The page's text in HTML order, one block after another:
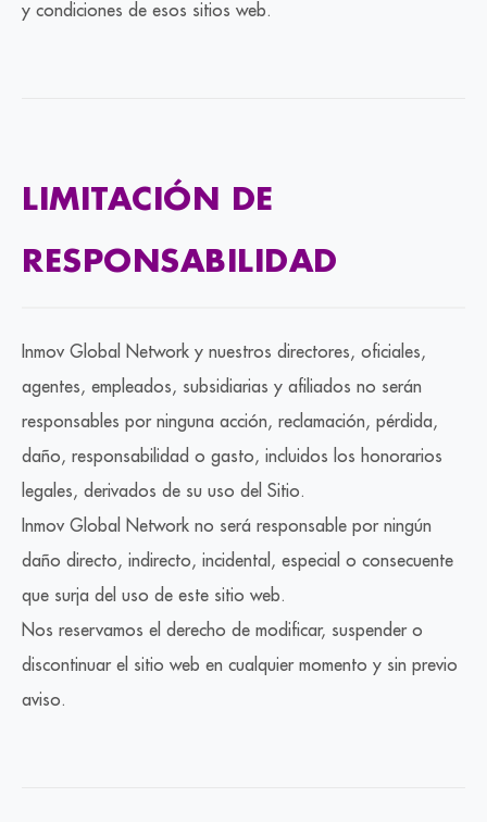
y condiciones de esos sitios web.
LIMITACIÓN DE
RESPONSABILIDAD
Inmov Global Network y nuestros directores, oficiales,
agentes, empleados, subsidiarias y afiliados no serán
responsables por ninguna acción, reclamación, pérdida,
daño, responsabilidad o gasto, incluidos los honorarios
legales, derivados de su uso del Sitio.
Inmov Global Network no será responsable por ningún
daño directo, indirecto, incidental, especial o consecuente
que surja del uso de este sitio web.
Nos reservamos el derecho de modificar, suspender o
discontinuar el sitio web en cualquier momento y sin previo
aviso.